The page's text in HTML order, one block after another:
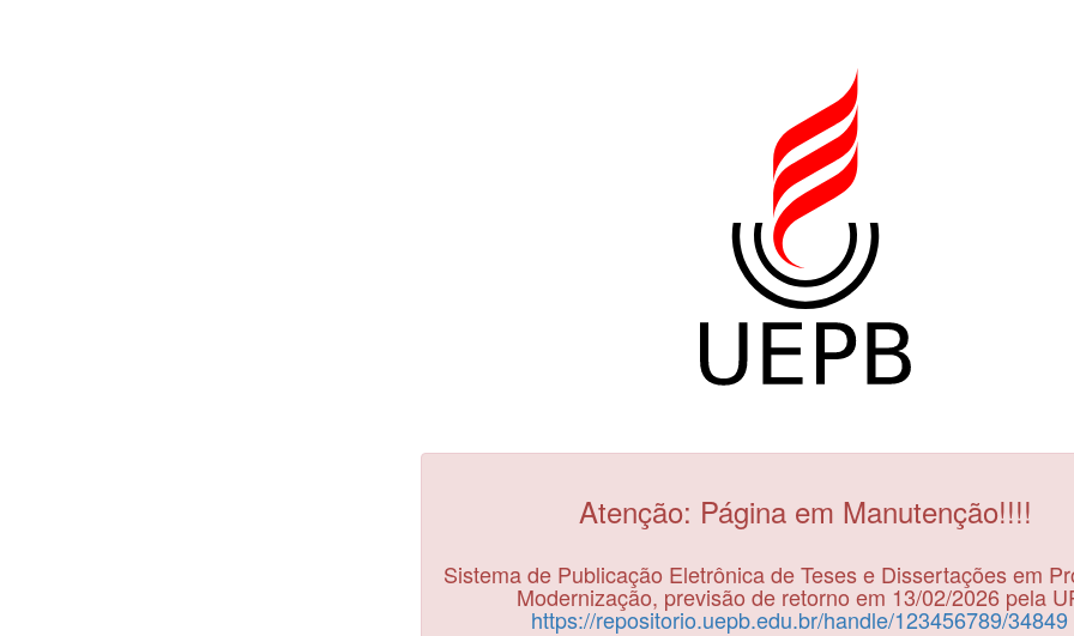
Atenção: Página em Manutenção!!!!
Sistema de Publicação Eletrônica de Teses e Dissertações em
Modernização, previsão de retorno em 13/02/2026 pela
https://repositorio.uepb.edu.br/handle/123456789/34849